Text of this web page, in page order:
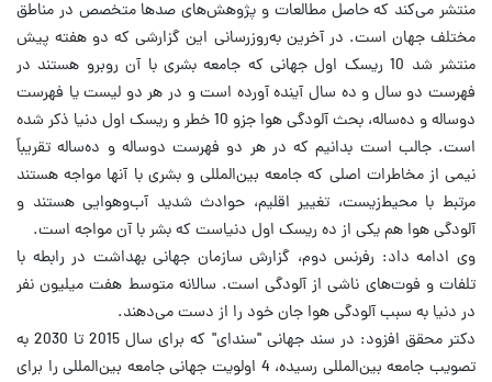
منتشر می‌کند که حاصل مطالعات و پژوهش‌های صدها متخصص در مناطق
مختلف جهان است. در آخرین به‌روزرسانی این گزارشی که دو هفته پیش
منتشر شد 10 ریسک اول جهانی که جامعه بشری با آن روبرو هستند در
فهرست دو سال و ده سال آینده آورده است و در هر دو لیست یا فهرست
دو‌ساله و ده‌ساله، بحث آلودگی هوا جزو 10 خطر و ریسک اول دنیا ذکر شده
است. جالب است بدانیم که در هر دو فهرست دو‌ساله و ده‌ساله تقریباً
نیمی از مخاطرات اصلی که جامعه بین‌المللی و بشری با آنها مواجه هستند
مرتبط با محیط‌زیست، تغییر اقلیم، حوادث شدید آب‌وهوایی هستند و
آلودگی هوا هم یکی از ده ریسک اول دنیاست که بشر با آن مواجه است.
وی ادامه داد: رفرنس دوم، گزارش سازمان جهانی بهداشت در رابطه ‌با
تلفات و فوت‌های ناشی از آلودگی است. سالانه متوسط هفت میلیون نفر
در دنیا به سبب آلودگی هوا جان خود را از دست می‌دهند.
دکتر محقق افزود: در سند جهانی "سندای" که برای سال 2015 تا 2030 به
تصویب جامعه بین‌المللی رسیده، 4 اولویت جهانی جامعه بین‌المللی را برای